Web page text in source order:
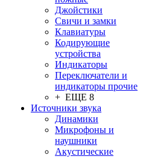
Джойстики
Свичи и замки
Клавиатуры
Кодирующие
устройства
Индикаторы
Переключатели и
индикаторы прочие
+ ЕЩЕ 8
Источники звука
Динамики
Микрофоны и
наушники
Акустические